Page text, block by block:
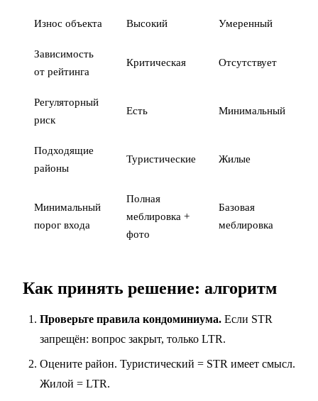
Износ объекта Высокий Умеренный
Зависимость
от рейтинга
Критическая Отсутствует
Регуляторный
риск
Есть Минимальный
Подходящие
районы
Туристические Жилые
Минимальный
порог входа
Полная
меблировка +
фото
Базовая
меблировка
Как принять решение: алгоритм
Проверьте правила кондоминиума. Если STR
запрещён: вопрос закрыт, только LTR.
Оцените район. Туристический = STR имеет смысл.
Жилой = LTR.